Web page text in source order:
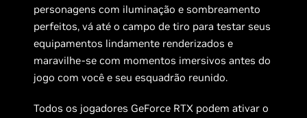
personagens com iluminação e sombreamento
perfeitos, vá até o campo de tiro para testar seus
equipamentos lindamente renderizados e
maravilhe-se com momentos imersivos antes do
jogo com você e seu esquadrão reunido.
Todos os jogadores GeForce RTX podem ativar o